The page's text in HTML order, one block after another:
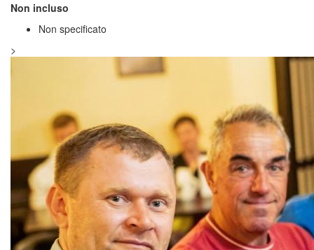
Non incluso
Non specificato
>